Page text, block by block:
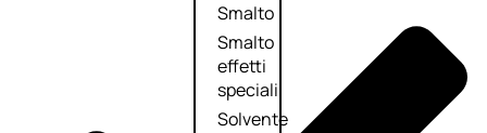
Smalto
Smalto
effetti
speciali
Solvente